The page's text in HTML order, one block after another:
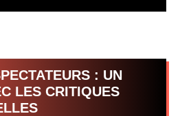
: UN
LES CRITIQUES